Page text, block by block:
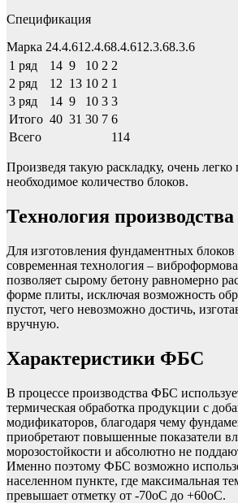
Спецификация
Марка 24.4.612.4.68.4.612.3.68.3.6
1 ряд
14 9 10 2 2
2 ряд
12 13 10 2 1
3 ряд
14 9 10 3 3
Итого 40 31 30 7 6
Всего
114
Произведя такую раскладку, очень легко
необходимое количество блоков.
Технология
Для изготовления фундаментных блоков
современная технология –
позволяет сырому бетону равномерно
форме плиты, исключая возможность
пустот, чего невозможно достичь,
вручную.
Характеристики ФБС
В процессе производства ФБС
термическая обработка продукции с
модификаторов, благодаря чему
приобретают повышенные показатели
морозостойкости и абсолютно не
Именно поэтому ФБС возможно
населенном пункте, где максимальная
превышает отметку от -70оС до +60оС.